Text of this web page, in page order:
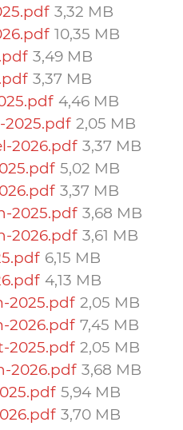
3,32 MB
10,35 MB
3,49 MB
3,37 MB
4,46 MB
2025.pdf 2,05 MB
2026.pdf 3,37 MB
5,02 MB
3,37 MB
2025.pdf 3,68 MB
2026.pdf 3,61 MB
6,15 MB
4,13 MB
2025.pdf 2,05 MB
2026.pdf 7,45 MB
2025.pdf 2,05 MB
2026.pdf 3,68 MB
5,94 MB
3,70 MB